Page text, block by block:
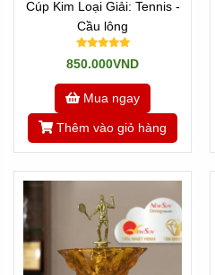
Cúp Kim Loại Giải: Tennis -
Cầu lông
850.000VND
Mua ngay
Thêm vào giỏ hàng